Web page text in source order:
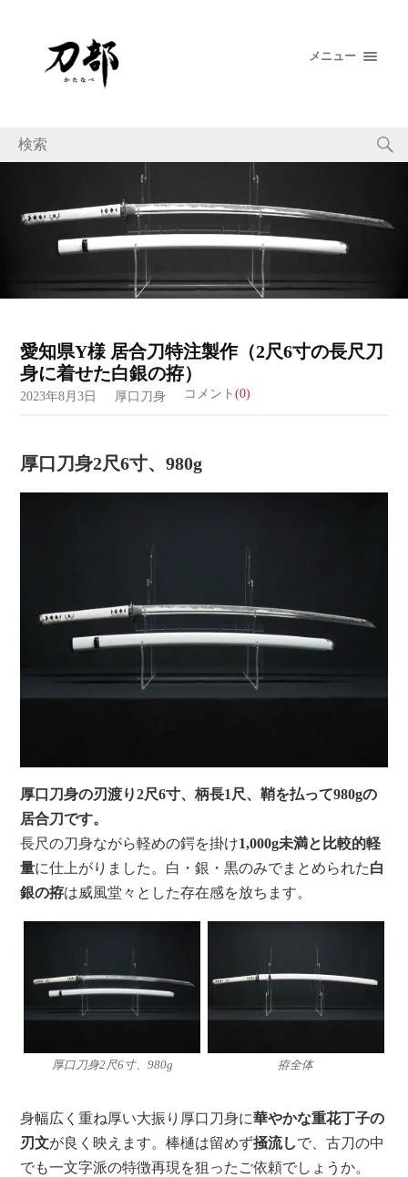
メニュー
愛知県Y様 居合刀特注製作（2尺6寸の長尺刀
身に着せた白銀の拵）
2023年8月3日 厚口刀身 コメント(0)
厚口刀身2尺6寸、980g
厚口刀身の刃渡り2尺6寸、柄長1尺、鞘を払って980gの
居合刀です。
長尺の刀身ながら軽めの鍔を掛け1,000g未満と比較的軽
量に仕上がりました。白・銀・黒のみでまとめられた白
銀の拵は威風堂々とした存在感を放ちます。
厚口刀身2尺6寸、980g 拵全体
身幅広く重ね厚い大振り厚口刀身に華やかな重花丁子の
刃文が良く映えます。棒樋は留めず掻流しで、古刀の中
でも一文字派の特徴再現を狙ったご依頼でしょうか。